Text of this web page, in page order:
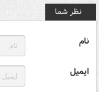
نظر شما
نام
ایمیل